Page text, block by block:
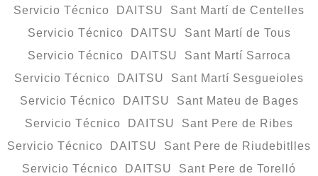
Servicio Técnico DAITSU Sant Martí de Centelles
Servicio Técnico DAITSU Sant Martí de Tous
Servicio Técnico DAITSU Sant Martí Sarroca
Servicio Técnico DAITSU Sant Martí Sesgueioles
Servicio Técnico DAITSU Sant Mateu de Bages
Servicio Técnico DAITSU Sant Pere de Ribes
Servicio Técnico DAITSU Sant Pere de Riudebitlles
Servicio Técnico DAITSU Sant Pere de Torelló